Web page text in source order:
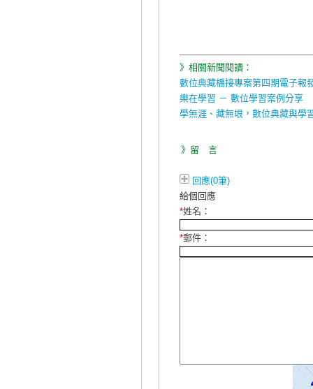
》相關新聞閱讀：
數位典藏橋接專案第四期電子報
樂在學習 － 數位學習案例分享
學無涯、藏無垠，數位典藏與學
》留 言
回應(0筆)
給個回應
*姓名：
*郵件：